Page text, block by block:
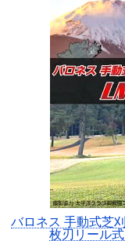
バロネス 手動式芝
枚刃リール